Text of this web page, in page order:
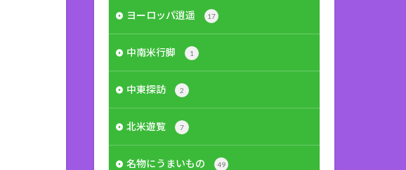
ヨーロッパ逍遥 17
中南米行脚 1
中東探訪 2
北米遊覧 7
名物にうまいもの 49